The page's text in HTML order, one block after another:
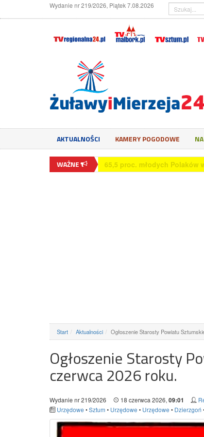
Wydanie nr 219/2026, Piątek 7.08.2026
AKTUALNOŚCI KAMERY POGODOWE
WAŻNE 65,5 proc. młodych
Start Aktualności Ogłoszenie Starosty Powiatu
Ogłoszenie Starosty
czerwca 2026 roku.
Wydanie nr 219/2026 18 czerwca 2026, 09:01
Urzędowe •Sztum • Urzędowe • Urzędowe • Dzierzgoń